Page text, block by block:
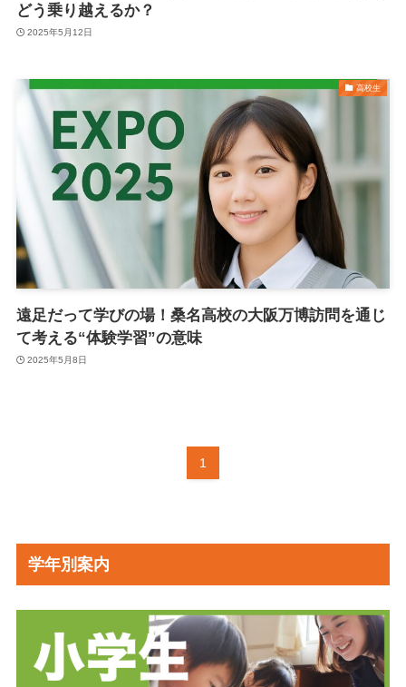
どう乗り越えるか？
2025年5月12日
高校生
遠足だって学びの場！桑名高校の大阪万博訪問を通じ
て考える“体験学習”の意味
2025年5月8日
1
学年別案内